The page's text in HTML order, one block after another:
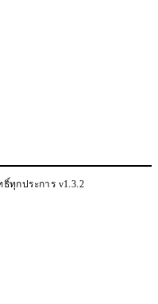
ธิ์ทุกประการ v1.3.2